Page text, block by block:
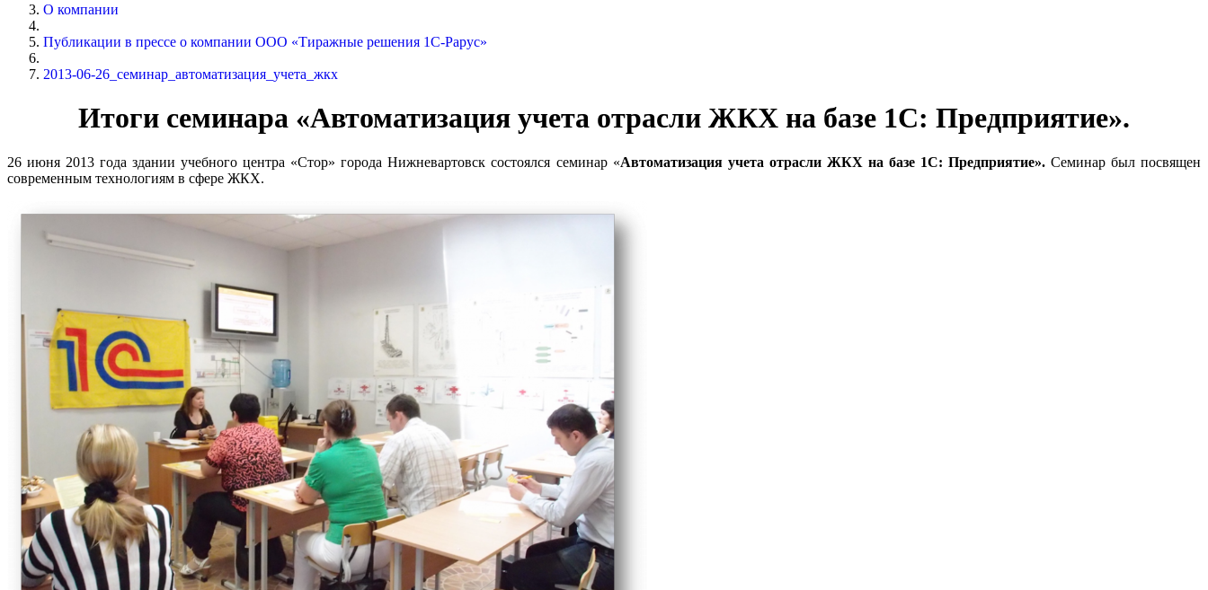
О компании
Публикации в прессе о компании ООО «Тиражные решения 1С-Рарус»
2013-06-26_семинар_автоматизация_учета_жкх
Итоги семинара «Автоматизация учета отрасли ЖКХ на базе 1С: Предприятие».
26 июня 2013 года здании учебного центра «Стор» города Нижневартовск состоялся семинар «Автоматизация учета отрасли ЖКХ на базе 1С: Предприятие». Семинар был посвящен
современным технологиям в сфере ЖКХ.